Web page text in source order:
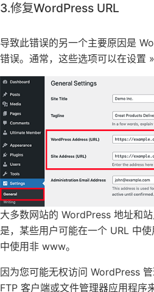
3.修复WordPress URL
导致此错误的另一个主要原因是
错误。通常，这些选项可以在设置
大多数网站的 WordPress 地址和
是，某些用户可能在一个 URL 中
中使用非 www。
因为您可能无权访问 WordPress
FTP 客户端或文件管理器应用程序